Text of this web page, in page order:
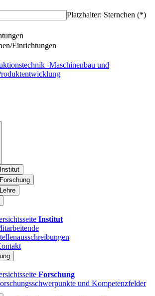
Platzhalter: Sternchen (*)
Einrichtungen
-Maschinenbau und
Institut
Forschung
Lehre
Institut
Forschung
und Kompetenzfelder